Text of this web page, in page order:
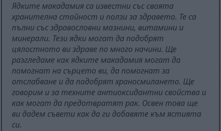
Ядките макадамия са известни със своята
хранителна стойност и ползи за здравето. Те са
пълни със здравословни мазнини, витамини и
минерали. Тези ядки могат да подобрят
цялостното ви здраве по много начини. Ще
разгледаме как ядките макадамия могат да
помогнат на сърцето ви, да помогнат за
отслабване и да подобрят храносмилането. Ще
говорим и за техните антиоксидантни свойства и
как могат да предотвратят рак. Освен това ще
ви дадем съвети как да ги добавяте към ястията
си.